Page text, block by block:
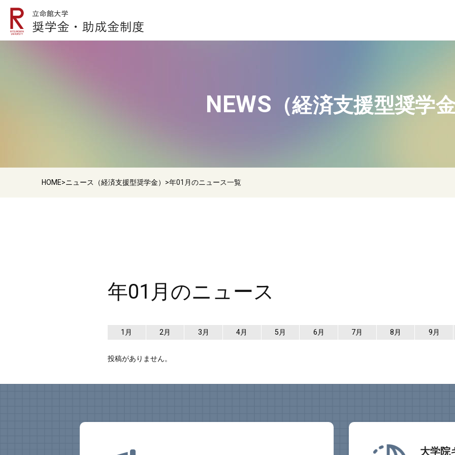
NEWS （経済支援型奨学
HOME>ニュース（経済支援型奨学金） >年01月のニュース一覧
年01月のニュース
1月 2月 3月 4月 5月 6月 7月 8月 9月
投稿がありません。
大学院